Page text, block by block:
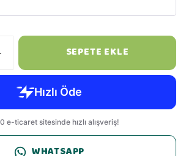
SEPETE EKLE
WHATSAPP